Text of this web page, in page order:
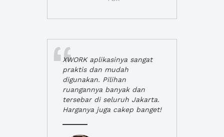
XWORK aplikasinya sangat
praktis dan mudah
digunakan. Pilihan
ruangannya banyak dan
tersebar di seluruh Jakarta.
Harganya juga cakep banget!